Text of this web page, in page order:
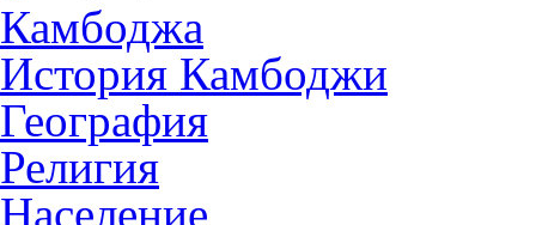
Камбоджа
История Камбоджи
География
Религия
Население